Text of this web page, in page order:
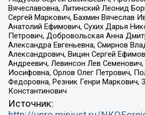
Вячеславовна, Литинский Леонид
Сергей Маркович, Бахмин Вячеслав
Анатолий Ефимович, Сухих Дарья
Петрович, Добровольская Анна
Александра Евгеньевна, Смирнов
Александрович, Вицин Сергей
Андреевич, Левинсон Лев
Иосифовна, Орлов Олег Петрович,
Федоровна, Резник Генри Маркович,
Константинович
Источник: